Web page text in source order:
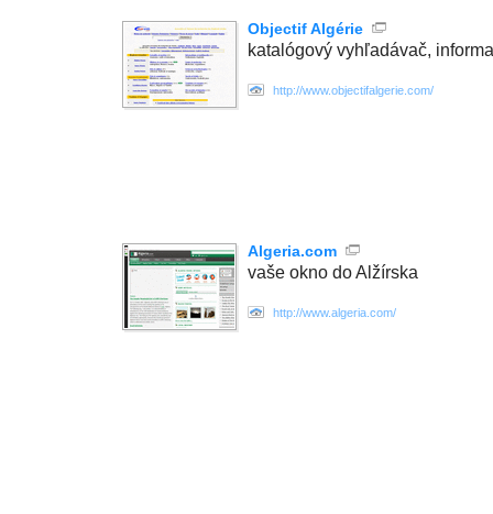
Objectif Algérie
katalógový vyhľadávač,
http://www.objectifalgerie.com/
Algeria.com
vaše okno do Alžírska
http://www.algeria.com/